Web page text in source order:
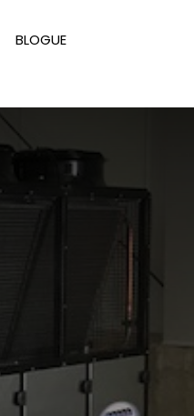
BLOGUE